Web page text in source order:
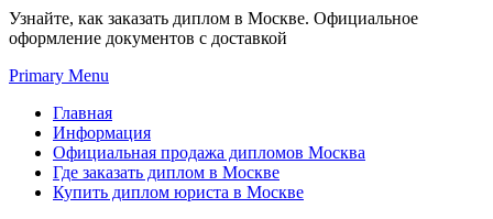
Узнайте, как заказать диплом в Москве. Официальное
оформление документов с доставкой
Primary Menu
Главная
Информация
Официальная продажа дипломов Москва
Где заказать диплом в Москве
Купить диплом юриста в Москве